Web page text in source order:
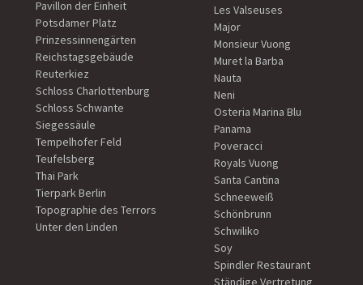
Pavillon der Einheit
Potsdamer Platz
Prinzessinnengärten
Reichstagsgebäude
Reuterkiez
Schloss Charlottenburg
Schloss Schwante
Siegessäule
Tempelhofer Feld
Teufelsberg
Thai Park
Tierpark Berlin
Topographie des Terrors
Unter den Linden
Les Valseuses
Major
Monsieur Vuong
Muret la Barba
Nauta
Neni
Osteria Marina Blu
Panama
Poveracci
Royals Vuong
Santa Cantina
Schneeweiß
Schönbrunn
Schwiliko
Soy
Spindler Restaurant
Ständige Vertretung